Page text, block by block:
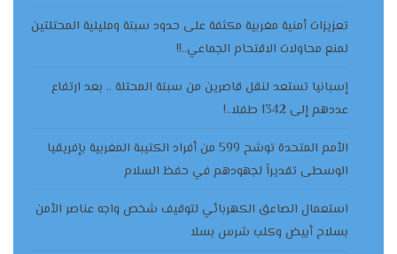
تعزيزات أمنية مغربية مكثفة على حدود سبتة ومليلية المحتلتين
لمنع محاولات الاقتحام الجماعي..!!
إسبانيا تستعد لنقل قاصرين من سبتة المحتلة .. بعد ارتفاع
عددهم إلى 1342 طفلا..!
الأمم المتحدة توشح 599 من أفراد الكتيبة المغربية بإفريقيا
الوسطى تقديراً لجهودهم في حفظ السلام
استعمال الصاعق الكهربائي لتوقيف شخص واجه عناصر الأمن
بسلاح أبيض وكلب شرس بسلا